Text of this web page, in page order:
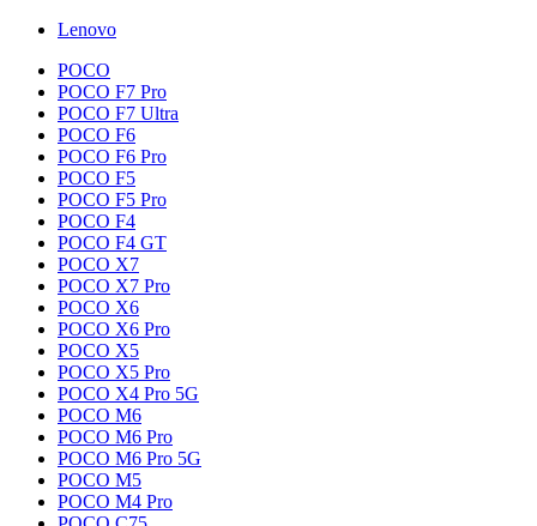
Lenovo
POCO
POCO F7 Pro
POCO F7 Ultra
POCO F6
POCO F6 Pro
POCO F5
POCO F5 Pro
POCO F4
POCO F4 GT
POCO X7
POCO X7 Pro
POCO X6
POCO X6 Pro
POCO X5
POCO X5 Pro
POCO X4 Pro 5G
POCO M6
POCO M6 Pro
POCO M6 Pro 5G
POCO M5
POCO M4 Pro